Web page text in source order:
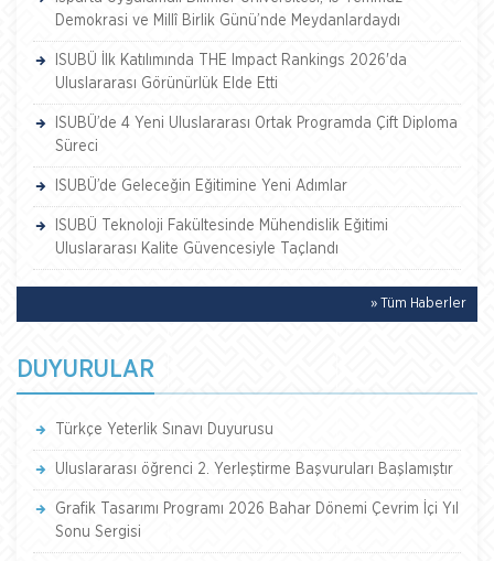
Demokrasi ve Millî Birlik Günü’nde Meydanlardaydı
ISUBÜ İlk Katılımında THE Impact Rankings 2026'da
Uluslararası Görünürlük Elde Etti
ISUBÜ’de 4 Yeni Uluslararası Ortak Programda Çift Diploma
Süreci
ISUBÜ’de Geleceğin Eğitimine Yeni Adımlar
ISUBÜ Teknoloji Fakültesinde Mühendislik Eğitimi
Uluslararası Kalite Güvencesiyle Taçlandı
» Tüm Haberler
DUYURULAR
Türkçe Yeterlik Sınavı Duyurusu
Uluslararası öğrenci 2. Yerleştirme Başvuruları Başlamıştır
Grafik Tasarımı Programı 2026 Bahar Dönemi Çevrim İçi Yıl
Sonu Sergisi